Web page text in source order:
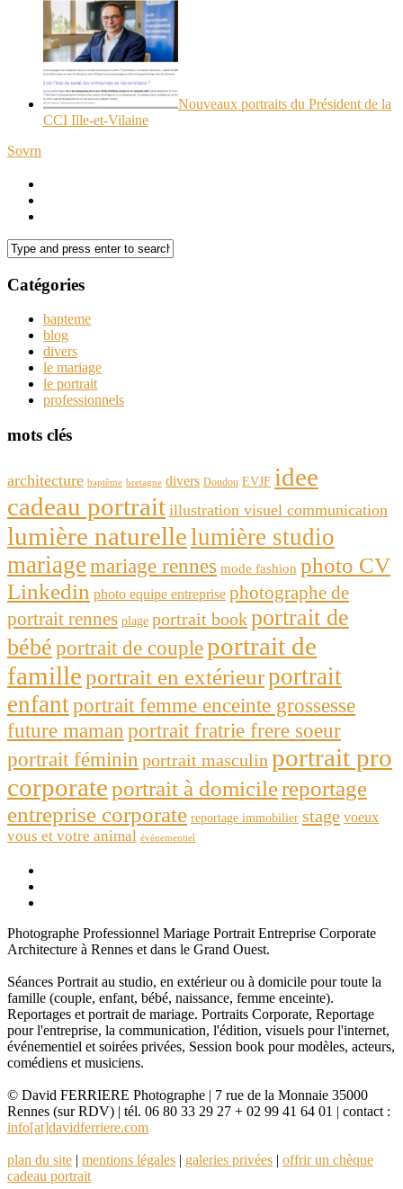
Nouveaux portraits du Président de la
CCI Ille-et-Vilaine
Sovrn
Catégories
bapteme
blog
divers
le mariage
le portrait
professionnels
mots clés
architecture baptême bretagne divers Doudou EVJF idee
cadeau portrait illustration visuel communication
lumière naturellelumière studio
mariagemariage rennes mode fashion photo CV
Linkedin photo equipe entreprise photographe de
portrait rennes plage portrait bookportrait de
bébéportrait de coupleportrait de
familleportrait en extérieurportrait
enfantportrait femme enceinte grossesse
future maman portrait fratrie frere soeur
portrait féminin portrait masculin portrait pro
corporateportrait à domicilereportage
entreprise corporate reportage immobilier stage voeux
vous et votre animal événementiel
Photographe Professionnel Mariage Portrait Entreprise Corporate
Architecture à Rennes et dans le Grand Ouest.
Séances Portrait au studio, en extérieur ou à domicile pour toute la
famille (couple, enfant, bébé, naissance, femme enceinte).
Reportages et portrait de mariage. Portraits Corporate, Reportage
pour l'entreprise, la communication, l'édition, visuels pour l'internet,
événementiel et soirées privées, Session book pour modèles, acteurs,
comédiens et musiciens.
© David FERRIERE Photographe | 7 rue de la Monnaie 35000
Rennes (sur RDV) | tél. 06 80 33 29 27 + 02 99 41 64 01 | contact :
info[at]davidferriere.com
plan du site | mentions légales | galeries privées | offrir un chèque
cadeau portrait